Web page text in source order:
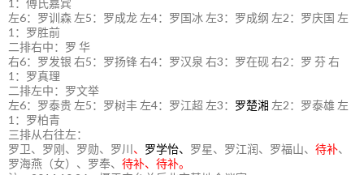
1：傅氏嘉宾
左6：罗训森 左5：罗成龙 左4：罗国冰 左3：罗成纲 左2：罗庆国 左
1：罗胜前
二排右中：罗 华
右6：罗发银 右5：罗扬锋 右4：罗汉泉 右3：罗在砚 右2：罗 芬 右
1：罗真理
二排左中：罗文举
左6：罗泰贵 左5：罗树丰 左4：罗江超 左3： 罗楚湘 左2：罗泰雄 左
1：罗柏青
三排从右往左：
罗卫、罗刚、罗勋、罗川 、 罗学怡、 罗星、罗江润、罗福山、 待补、
罗海燕（女）、罗奉、 待补、待补。